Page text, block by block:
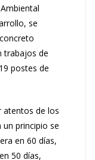
se
trabajos de
postes de
atentos de los
principio se
en 60 días,
50 días,